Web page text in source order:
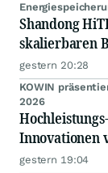
Shandong
skalierbaren
gestern 20:28
KOWIN
2026
Innovationen
gestern 19:04